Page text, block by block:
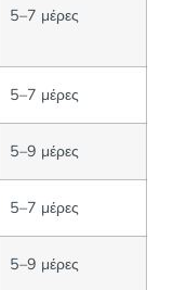
5–7 μέρες
5–7 μέρες
5–9 μέρες
5–7 μέρες
5–9 μέρες